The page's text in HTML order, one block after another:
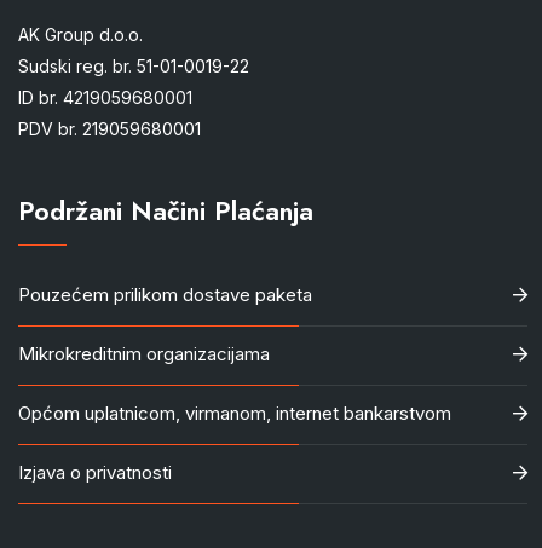
AK Group d.o.o.
Sudski reg. br. 51-01-0019-22
ID br. 4219059680001
PDV br. 219059680001
Podržani Načini Plaćanja
Pouzećem prilikom dostave paketa
Mikrokreditnim organizacijama
Općom uplatnicom, virmanom, internet bankarstvom
Izjava o privatnosti